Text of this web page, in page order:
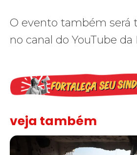
O evento também será
no canal do YouTube
veja também
“Funeral para toda Gaza” — enquanto